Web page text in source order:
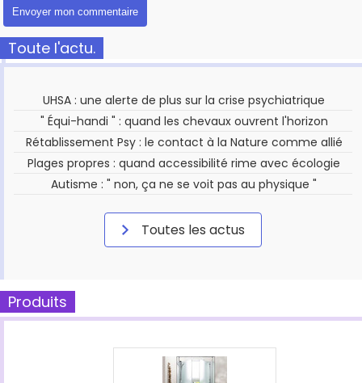
Toute l'actu.
UHSA : une alerte de plus sur la crise psychiatrique
" Équi-handi " : quand les chevaux ouvrent l'horizon
Rétablissement Psy : le contact à la Nature comme allié
Plages propres : quand accessibilité rime avec écologie
Autisme : " non, ça ne se voit pas au physique "
Toutes les actus
Produits